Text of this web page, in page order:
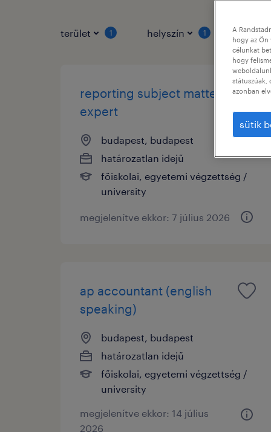
terület 1 helyszín 1 állás
reporting subject matter
expert
budapest, budapest
határozatlan idejű
főiskolai, egyetemi végzettség /
university
megjelenítve ekkor: 7 július 2026
ap accountant (english
speaking)
budapest, budapest
határozatlan idejű
főiskolai, egyetemi végzettség /
university
megjelenítve ekkor: 14 július
2026
A
hogy az
célunkat
hogy
státuszúak,
azonban
sütik